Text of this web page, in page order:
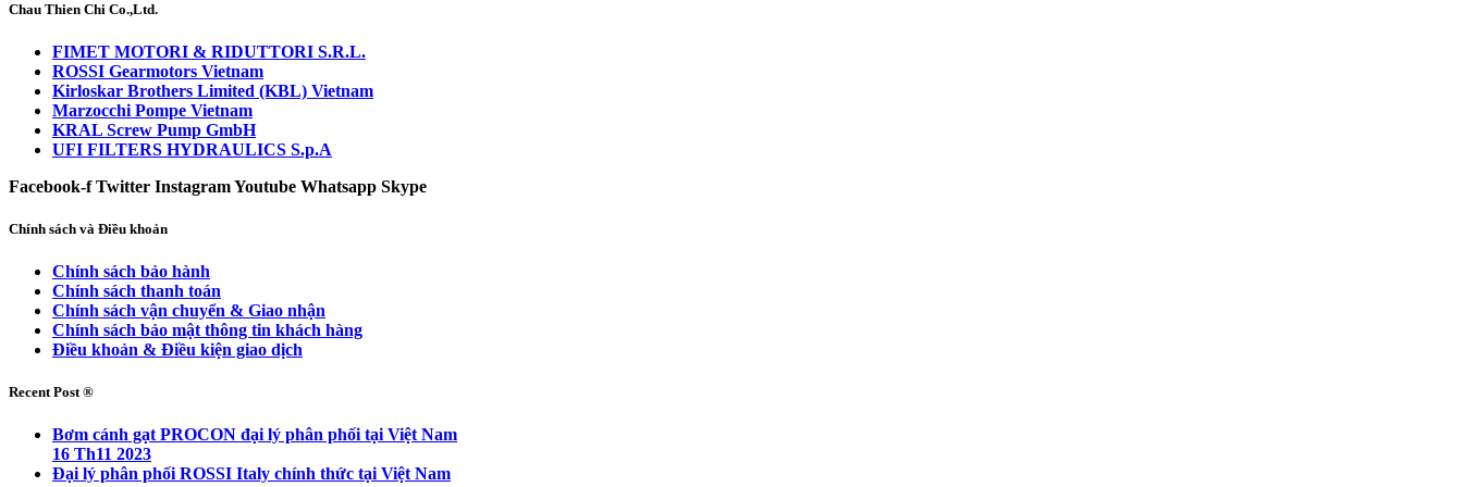
Chau Thien Chi Co.,Ltd.
FIMET MOTORI & RIDUTTORI S.R.L.
ROSSI Gearmotors Vietnam
Kirloskar Brothers Limited (KBL) Vietnam
Marzocchi Pompe Vietnam
KRAL Screw Pump GmbH
UFI FILTERS HYDRAULICS S.p.A
Facebook-f Twitter InstagramYoutube Whatsapp Skype
Chính sách và Điều khoản
Chính sách bảo hành
Chính sách thanh toán
Chính sách vận chuyển & Giao nhận
Chính sách bảo mật thông tin khách hàng
Điều khoản & Điều kiện giao dịch
Recent Post ®
Bơm cánh gạt PROCON đại lý phân phối tại Việt Nam
16 Th11 2023
Đại lý phân phối ROSSI Italy chính thức tại Việt Nam